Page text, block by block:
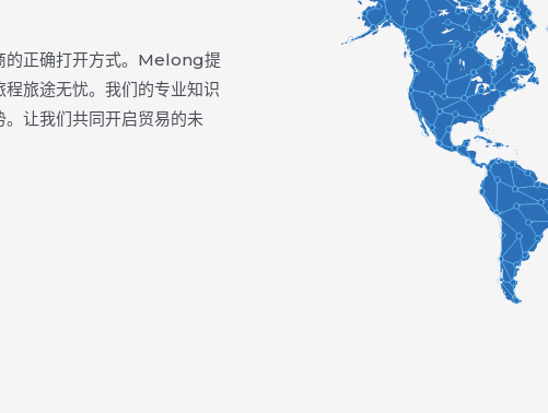
的正确打开方式。Melong提
旅途无忧。我们的专业知识
让我们共同开启贸易的未